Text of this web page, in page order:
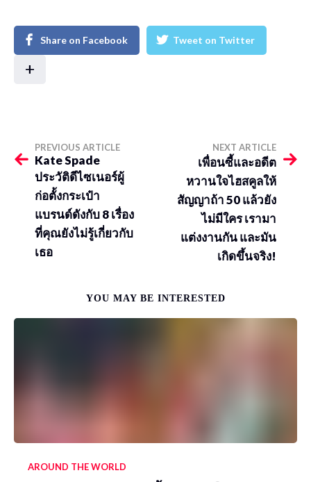
Share on Facebook Tweet on Twitter
+
PREVIOUS ARTICLE
Kate Spade
ประวัติดีไซเนอร์ผู้
ก่อตั้งกระเป๋า
แบรนด์ดังกับ 8 เรื่อง
ที่คุณยังไม่รู้เกี่ยวกับ
เธอ
NEXT ARTICLE
เพื่อนซี้และอดีต
หวานใจไฮสคูลให้
สัญญาถ้า 50 แล้วยัง
ไม่มีใคร เรามา
แต่งงานกัน และมัน
เกิดขึ้นจริง!
YOU MAY BE INTERESTED
AROUND THE WORLD